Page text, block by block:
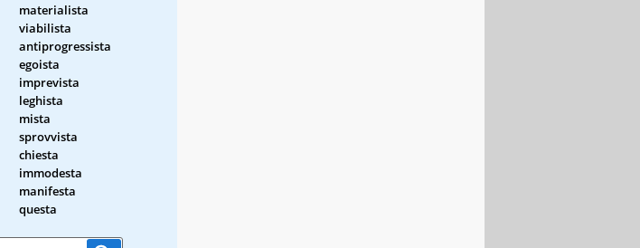
materialista
viabilista
antiprogressista
egoista
imprevista
leghista
mista
sprovvista
chiesta
immodesta
manifesta
questa